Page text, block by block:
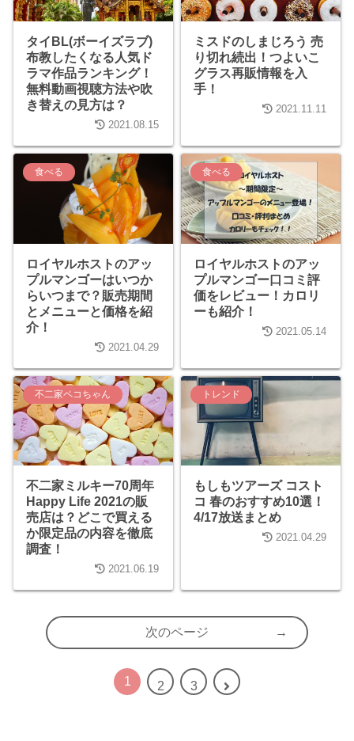
タイBL(ボーイズラブ)
布教したくなる人気ド
ラマ作品ランキング！
無料動画視聴方法や吹
き替えの見方は？
2021.08.15
ミスドのしまじろう 売
り切れ続出！つよいこ
グラス再販情報を入
手！
2021.11.11
食べる
ロイヤルホストのアッ
プルマンゴーはいつか
らいつまで？販売期間
とメニューと価格を紹
介！
2021.04.29
食べる
ロイヤルホストのアッ
プルマンゴー口コミ評
価をレビュー！カロリ
ーも紹介！
2021.05.14
不二家ペコちゃん
不二家ミルキー70周年
Happy Life 2021の販
売店は？どこで買える
か限定品の内容を徹底
調査！
2021.06.19
トレンド
もしもツアーズ コスト
コ 春のおすすめ10選！
4/17放送まとめ
2021.04.29
次のページ
1 2 3